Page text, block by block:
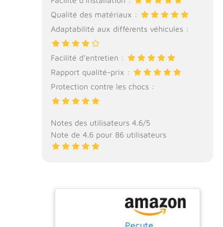
Qualité des matériaux :
Adaptabilité aux différents véhicules :
Facilité d’entretien :
Rapport qualité-prix :
Protection contre les chocs :
Notes des utilisateurs 4.6/5
Note de 4.6 pour 86 utilisateurs